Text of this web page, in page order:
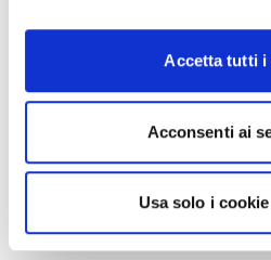
Accetta tutti i
Acconsenti ai
Usa solo i